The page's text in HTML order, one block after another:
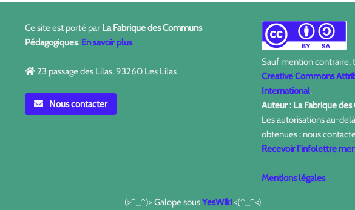
Ce site est porté par La Fabrique des Communs
Pédagogiques. En savoir plus
23 passage des Lilas, 93260 Les Lilas
Nous contacter
Sauf mention contraire,
Creative Commons
International.
Auteur : La Fabrique
Les autorisations au-
obtenues : nous
Recevoir l'infolettre
Mentions légales
(>^_^)> Galope sousYesWiki<(^_^<)